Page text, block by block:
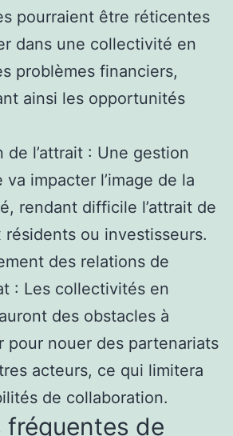
pourraient être réticentes
dans une collectivité en
problèmes financiers,
ainsi les opportunités
de l’attrait : Une gestion
impacter l’image de la
rendant difficile l’attrait de
résidents ou investisseurs.
des relations de
: Les collectivités en
des obstacles à
pour nouer des partenariats
acteurs, ce qui limitera
de collaboration.
fréquentes de